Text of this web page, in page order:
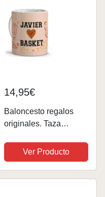
14,95€
Baloncesto regalos
originales. Taza
deportistas. Tazas
originales para regalar.
Tazas personalizadas.
Ver Producto